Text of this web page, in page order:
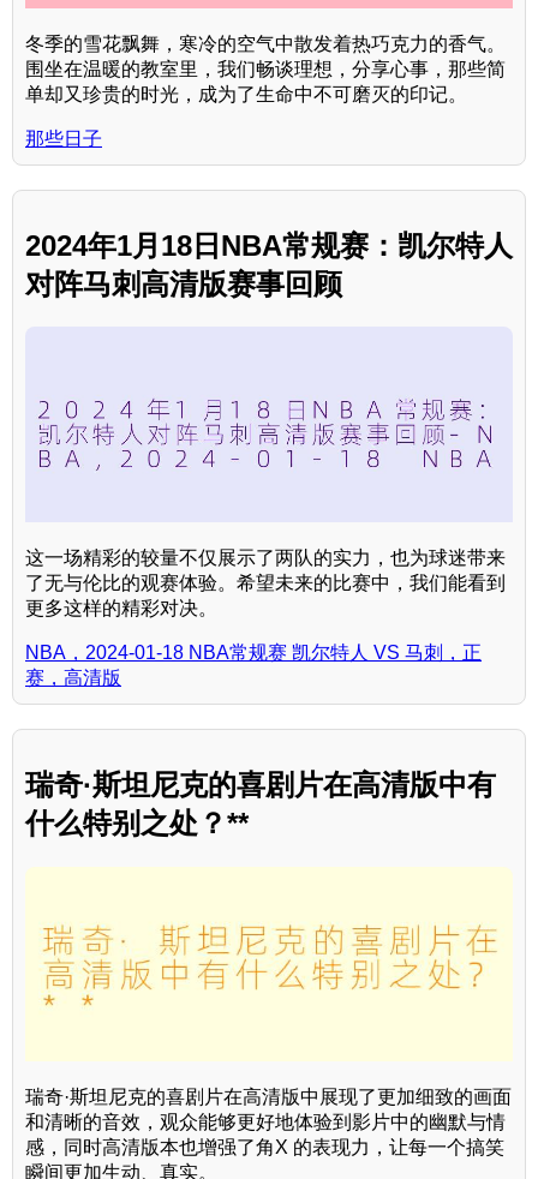
冬季的雪花飘舞，寒冷的空气中散发着热巧克力的香气。
围坐在温暖的教室里，我们畅谈理想，分享心事，那些简
单却又珍贵的时光，成为了生命中不可磨灭的印记。
那些日子
2024年1月18日NBA常规赛：凯尔特人
对阵马刺高清版赛事回顾
这一场精彩的较量不仅展示了两队的实力，也为球迷带来
了无与伦比的观赛体验。希望未来的比赛中，我们能看到
更多这样的精彩对决。
NBA，2024-01-18 NBA常规赛 凯尔特人 VS 马刺，正
赛，高清版
瑞奇·斯坦尼克的喜剧片在高清版中有
什么特别之处？**
瑞奇·斯坦尼克的喜剧片在高清版中展现了更加细致的画面
和清晰的音效，观众能够更好地体验到影片中的幽默与情
感，同时高清版本也增强了角X 的表现力，让每一个搞笑
瞬间更加生动、真实。